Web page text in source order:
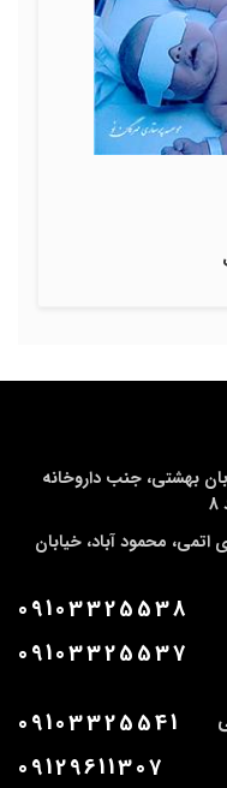
بهشتی، جنب داروخانه
اتمی، محمود آباد، خیابان
09103325538
09103325537
09103325541
09129611307